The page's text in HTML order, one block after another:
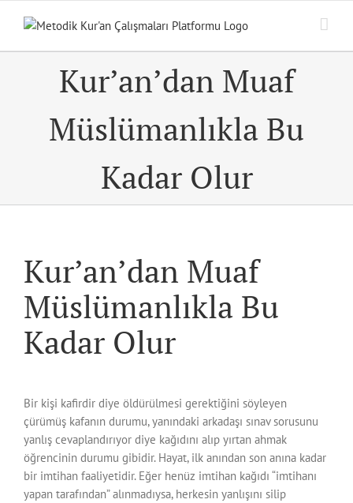
Kur’an’dan Muaf
Müslümanlıkla Bu
Kadar Olur
Kur’an’dan Muaf
Müslümanlıkla Bu
Kadar Olur
Bir kişi kafirdir diye öldürülmesi gerektiğini söyleyen
çürümüş kafanın durumu, yanındaki arkadaşı sınav sorusunu
yanlış cevaplandırıyor diye kağıdını alıp yırtan ahmak
öğrencinin durumu gibidir. Hayat, ilk anından son anına kadar
bir imtihan faaliyetidir. Eğer henüz imtihan kağıdı “imtihanı
yapan tarafından” alınmadıysa, herkesin yanlışını silip